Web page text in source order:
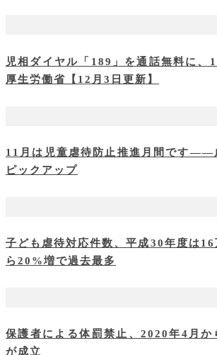
児相ダイヤル「189」を通話無料に
厚生労働省【12月3日更新】
11月は児童虐待防止推進月間です――
ピックアップ
子ども虐待対応件数、平成30年度は
ら20%増で過去最多
保護者による体罰禁止、2020年4月
が成立